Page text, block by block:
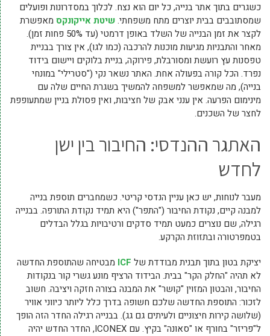
כשגרים בתוך אתר בנייה, כל יום הוא נצח. לכלוך במסדרונות ופועלים
שמסתובבים בבית יוצרים מתח משפחתי.שיטת אייקונקס מאפשרת
לקצר את זמן הבנייה של השלד באופן דרמטי (עד 50% פחות זמן).
מאחר והתבניות מגיעות מוכנות להרכבה (כמו לגו), אין צורך בבניית
טפסנות עץ רועשת ומסורבלת, פירוקה, בניית בלוקים ויישום בידוד
נפרד. הכל קורה בפעולה אחת. האתר נשאר נקי ("סטרילי" במונחי
בנייה), מה שמאפשר למשפחה להמשיך בשגרת החיים שלה עם
מינימום הפרעה. אין ענני אבק של חציבות, ואין פסולת בניין שמתעופפת
לחצר של השכנים.
האתגר ההנדסי: החיבור בין ישן
לחדש
מעבר לנוחות, יש כאן עניין הנדסי קריטי. כשמחברים תוספת בנייה
למבנה קיים, נקודת החיבור ("התפר") היא תמיד נקודת התורפה. בבנייה
רגילה, שם נוצרים כמעט תמיד סדקים ורטיבויות בגלל הבדלים
בטמפרטורה ובתזוזת הקרקע.
יציקת בטון בתוך תבנית מבודדת של ICF מבטיחה שהתוספת החדשה
לא תהיה "החלק הקר" בבית. הבידוד הרציף מונע גשרי קור בנקודות
החיבור, והבטון המזוין "קושר" את המבנה בצורה חזקה ויציבה. חשוב
לזכור: התוספת החדשה שלכם חשופה בדרך כלל ליותר כיווני אוויר
(שלושה קירות חיצוניים ולעיתים גם גג). בבנייה רגילה החדר הזה הופך
ל"פריזר" בחורף או "סאונה" בקיץ. עם ICONEX, החדר החדש יהיה